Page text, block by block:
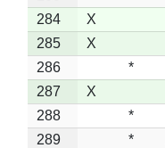
284
X
285
X
286
*
287
X
288
*
289
*